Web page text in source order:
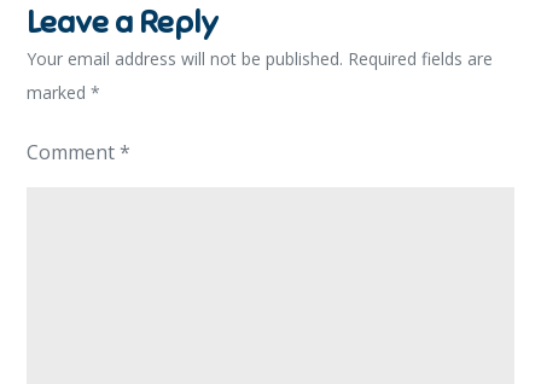
Leave a Reply
Your email address will not be published. Required fields are
marked*
Comment*